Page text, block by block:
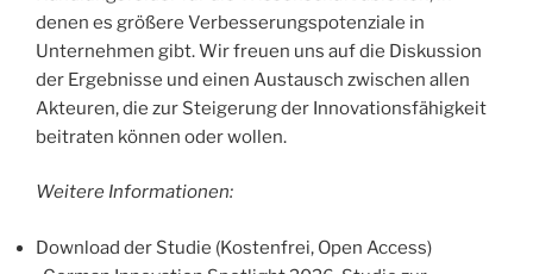
denen es größere Verbesserungspotenziale in
Unternehmen gibt. Wir freuen uns auf die Diskussion
der Ergebnisse und einen Austausch zwischen allen
Akteuren, die zur Steigerung der Innovationsfähigkeit
beitraten können oder wollen.
Weitere Informationen:
Download der Studie (Kostenfrei, Open Access)